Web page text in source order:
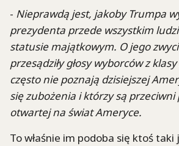
- Nieprawdą jest, jakoby Trumpa
prezydenta przede wszystkim
statusie majątkowym. O jego
przesądziły głosy wyborców z
często nie poznają dzisiejszej
się zubożenia i którzy są
otwartej na świat Ameryce.
To właśnie im podoba się ktoś